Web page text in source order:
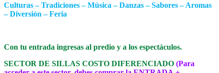
Culturas – Tradiciones – Música – Danzas – Sabores – Aromas
– Diversión – Feria
Con tu entrada ingresas al predio y a los espectáculos.
SECTOR DE SILLAS COSTO DIFERENCIADO (Para